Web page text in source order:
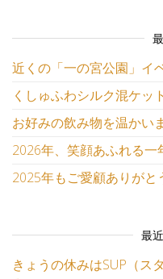
近くの「一の宮公園」イ
くしゅふわシルク混ケット
お好みの飲み物を温かい
2026年、笑顔あふれる一
2025年もご愛顧ありがと
最
きょうの休みはSUP（ス